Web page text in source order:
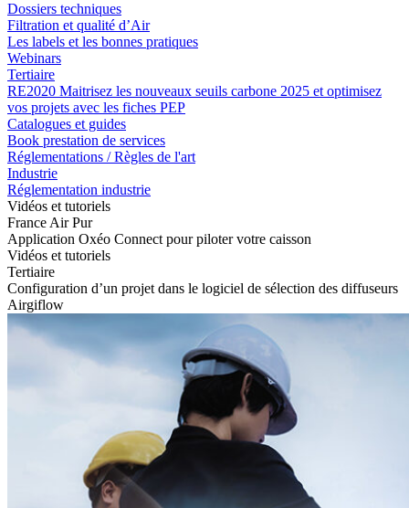
Dossiers techniques
Filtration et qualité d’Air
Les labels et les bonnes pratiques
Webinars
Tertiaire
RE2020 Maitrisez les nouveaux seuils carbone 2025 et optimisez
vos projets avec les fiches PEP
Catalogues et guides
Book prestation de services
Réglementations / Règles de l'art
Industrie
Réglementation industrie
Vidéos et tutoriels
France Air Pur
Application Oxéo Connect pour piloter votre caisson
Vidéos et tutoriels
Tertiaire
Configuration d’un projet dans le logiciel de sélection des diffuseurs
Airgiflow